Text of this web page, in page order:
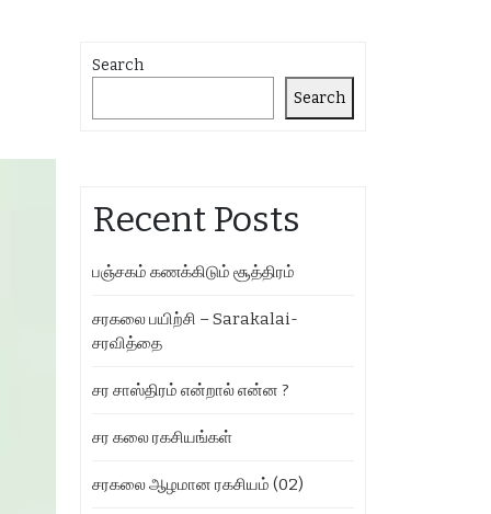
Search
Search
Recent Posts
பஞ்சகம் கணக்கிடும் சூத்திரம்
சரகலை பயிற்சி – Sarakalai-
சரவித்தை
சர சாஸ்திரம் என்றால் என்ன ?
சர கலை ரகசியங்கள்
சரகலை ஆழமான ரகசியம் (02)